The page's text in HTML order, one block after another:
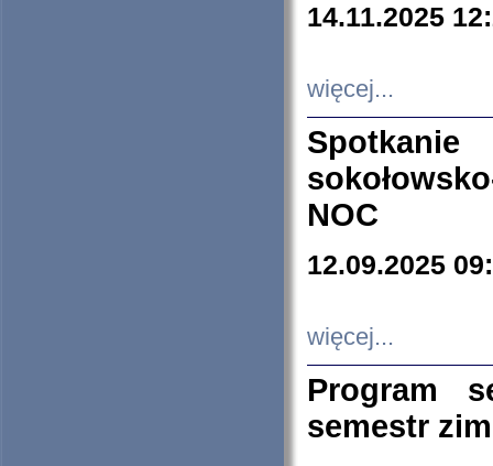
14.11.2025
więcej...
NOC
12.09.2025
więcej...
Program
semestr